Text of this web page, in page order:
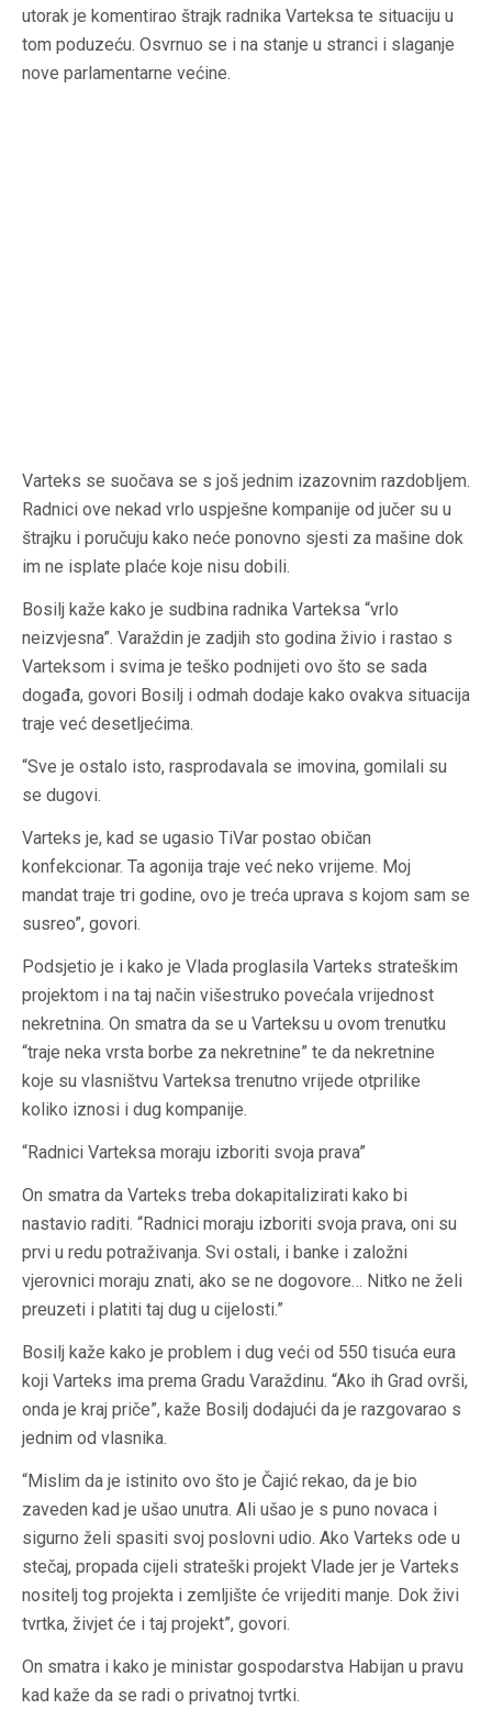
utorak je komentirao štrajk radnika Varteksa te situaciju u
tom poduzeću. Osvrnuo se i na stanje u stranci i slaganje
nove parlamentarne većine.
Varteks se suočava se s još jednim izazovnim razdobljem.
Radnici ove nekad vrlo uspješne kompanije od jučer su u
štrajku i poručuju kako neće ponovno sjesti za mašine dok
im ne isplate plaće koje nisu dobili.
Bosilj kaže kako je sudbina radnika Varteksa “vrlo
neizvjesna”. Varaždin je zadjih sto godina živio i rastao s
Varteksom i svima je teško podnijeti ovo što se sada
događa, govori Bosilj i odmah dodaje kako ovakva situacija
traje već desetljećima.
“Sve je ostalo isto, rasprodavala se imovina, gomilali su
se dugovi.
Varteks je, kad se ugasio TiVar postao običan
konfekcionar. Ta agonija traje već neko vrijeme. Moj
mandat traje tri godine, ovo je treća uprava s kojom sam se
susreo”, govori.
Podsjetio je i kako je Vlada proglasila Varteks strateškim
projektom i na taj način višestruko povećala vrijednost
nekretnina. On smatra da se u Varteksu u ovom trenutku
“traje neka vrsta borbe za nekretnine” te da nekretnine
koje su vlasništvu Varteksa trenutno vrijede otprilike
koliko iznosi i dug kompanije.
“Radnici Varteksa moraju izboriti svoja prava”
On smatra da Varteks treba dokapitalizirati kako bi
nastavio raditi. “Radnici moraju izboriti svoja prava, oni su
prvi u redu potraživanja. Svi ostali, i banke i založni
vjerovnici moraju znati, ako se ne dogovore… Nitko ne želi
preuzeti i platiti taj dug u cijelosti.”
Bosilj kaže kako je problem i dug veći od 550 tisuća eura
koji Varteks ima prema Gradu Varaždinu. “Ako ih Grad ovrši,
onda je kraj priče”, kaže Bosilj dodajući da je razgovarao s
jednim od vlasnika.
“Mislim da je istinito ovo što je Čajić rekao, da je bio
zaveden kad je ušao unutra. Ali ušao je s puno novaca i
sigurno želi spasiti svoj poslovni udio. Ako Varteks ode u
stečaj, propada cijeli strateški projekt Vlade jer je Varteks
nositelj tog projekta i zemljište će vrijediti manje. Dok živi
tvrtka, živjet će i taj projekt”, govori.
On smatra i kako je ministar gospodarstva Habijan u pravu
kad kaže da se radi o privatnoj tvrtki.